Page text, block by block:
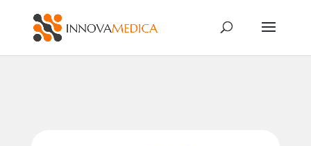
productos